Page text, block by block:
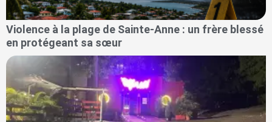
Violence à la plage de Sainte-Anne : un frère blessé
en protégeant sa sœur